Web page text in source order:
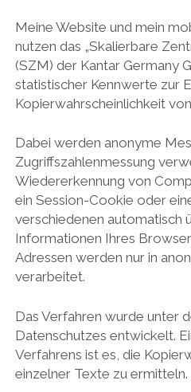
Meine Website und mein
nutzen das „Skalierbare
(SZM) der Kantar Germany
statistischer Kennwerte zur
Kopierwahrscheinlichkeit
Dabei werden anonyme
Zugriffszahlenmessung
Wiedererkennung von
ein Session-Cookie oder
verschiedenen automatisch
Informationen Ihres
Adressen werden nur in
verarbeitet.
Das Verfahren wurde unter
Datenschutzes entwickelt.
Verfahrens ist es, die
einzelner Texte zu ermitteln.